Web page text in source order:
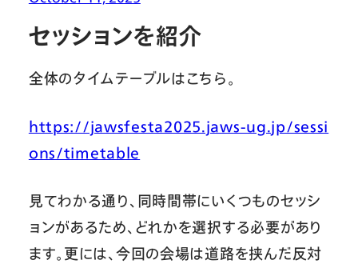
セッションを紹介
全体のタイムテーブルはこちら。
https://jawsfesta2025.jaws-ug.jp/sessi
ons/timetable
見てわかる通り、同時間帯にいくつものセッシ
ョンがあるため、どれかを選択する必要があり
ます。更には、今回の会場は道路を挟んだ反対